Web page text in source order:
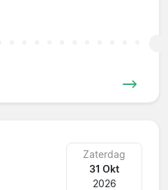
Zaterdag
31 Okt
2026